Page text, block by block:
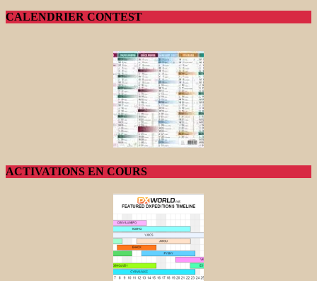
CALENDRIER CONTEST
ACTIVATIONS EN COURS